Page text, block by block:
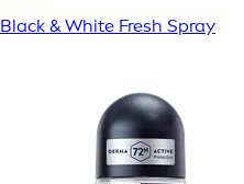
Black & White Fresh Spray